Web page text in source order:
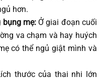
hơn.
bụng mẹ:Ở giai đoạn cuối
va chạm và hay huých
có thể ngủ giật mình và
thước của thai nhi lớn